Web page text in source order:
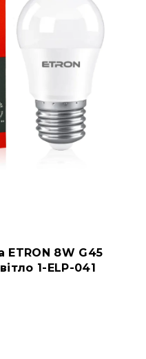
ETRON 8W G45
1-ELP-041